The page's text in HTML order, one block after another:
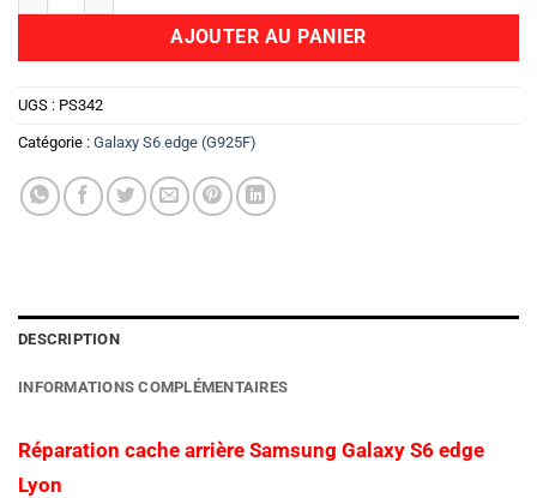
AJOUTER AU PANIER
UGS : PS342
Catégorie : Galaxy S6 edge (G925F)
DESCRIPTION
INFORMATIONS COMPLÉMENTAIRES
Réparation cache arrière Samsung Galaxy S6 edge
Lyon